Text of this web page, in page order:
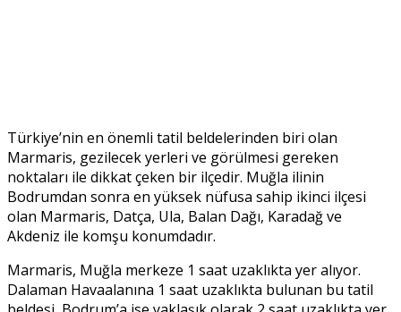
Türkiye’nin en önemli tatil beldelerinden biri olan
Marmaris, gezilecek yerleri ve görülmesi gereken
noktaları ile dikkat çeken bir ilçedir. Muğla ilinin
Bodrumdan sonra en yüksek nüfusa sahip ikinci ilçesi
olan Marmaris, Datça, Ula, Balan Dağı, Karadağ ve
Akdeniz ile komşu konumdadır.
Marmaris, Muğla merkeze 1 saat uzaklıkta yer alıyor.
Dalaman Havaalanına 1 saat uzaklıkta bulunan bu tatil